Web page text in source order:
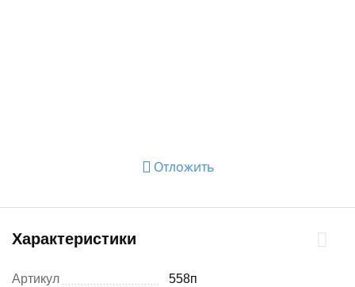
Отложить
Характеристики
Артикул 558п